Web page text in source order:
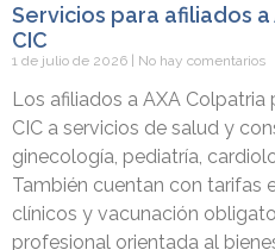
Servicios para afiliados a
CIC
1 de julio de 2026 No hay comentarios
Los afiliados a AXA Colpatria
CIC a servicios de salud y
ginecología, pediatría,
También cuentan con tarifas
clínicos y vacunación
profesional orientada al